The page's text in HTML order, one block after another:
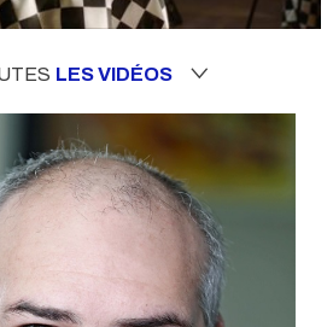
LES VIDÉOS